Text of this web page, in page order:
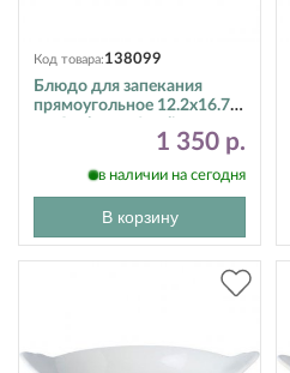
Код товара:138099
Блюдо для запекания
прямоугольное 12.2х16.7
(Стилайт) 110103661 350 р.
в наличии на сегодня
В корзину